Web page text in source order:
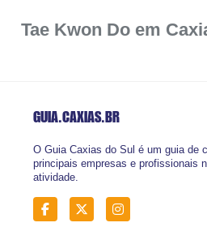
Tae Kwon Do em
GUIA.CAXIAS.BR
O Guia Caxias do Sul é um guia de
principais empresas e profissionais
atividade.